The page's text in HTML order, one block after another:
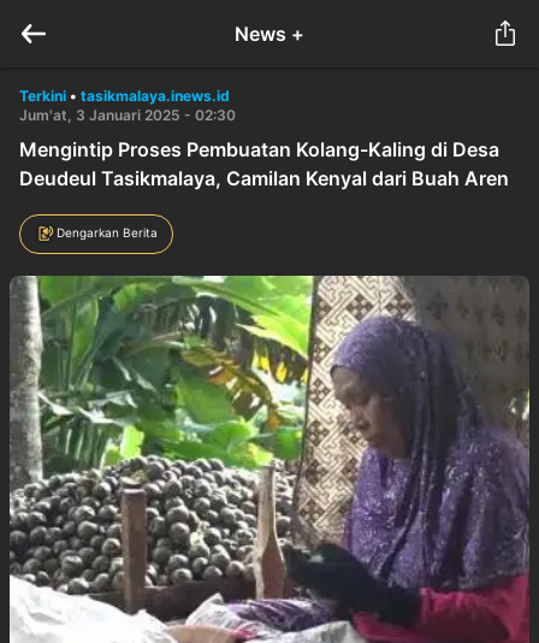
News +
Terkini • tasikmalaya.inews.id
Jum'at, 3 Januari 2025 - 02:30
Mengintip Proses Pembuatan Kolang-Kaling di Desa
Deudeul Tasikmalaya, Camilan Kenyal dari Buah Aren
Dengarkan Berita